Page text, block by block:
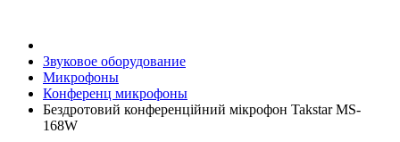
Звуковое оборудование
Микрофоны
Конференц микрофоны
Бездротовий конференційний мікрофон Takstar MS-
168W